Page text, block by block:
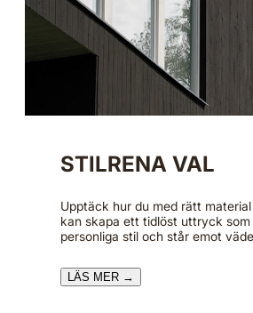
STILRENA VAL
Upptäck hur du med rätt
kan skapa ett tidlöst uttryck som
personliga stil och står emot
LÄS MER →